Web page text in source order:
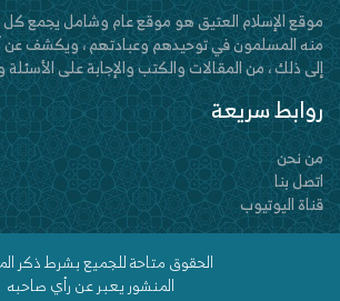
موقع الإسلام العتيق هو موقع عام وشامل يجمع
منه المسلمون في توحيدهم وعبادتهم ، ويكشف عن
إلى ذلك ، من المقالات والكتب والإجابة على الأسئلة
روابط سريعة
من نحن
اتصل بنا
قناة اليوتيوب
الحقوق متاحة للجميع بشرط ذكر
المنشور يعبر عن رأي صاحبه